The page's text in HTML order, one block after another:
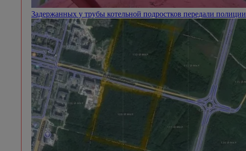
Задержанных у трубы котельной подростков передали полиции